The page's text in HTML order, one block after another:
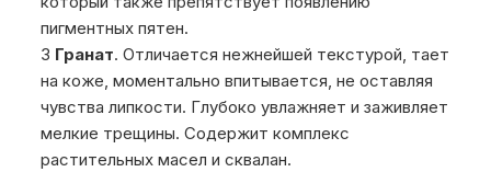
пигментных пятен.
Гранат. Отличается нежнейшей текстурой, тает
на коже, моментально впитывается, не оставляя
чувства липкости. Глубоко увлажняет и заживляет
мелкие трещины. Содержит комплекс
растительных масел и сквалан.